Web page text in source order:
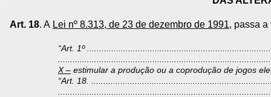
Art. 18. A Lei nº 8.313, de 23 de dezembro de 1991, passa a
“Art. 1º
X – estimular a produção ou a coprodução de jogos
“Art. 18.